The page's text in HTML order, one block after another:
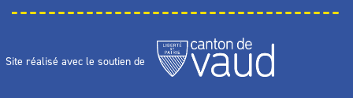
Site réalisé avec le soutien de